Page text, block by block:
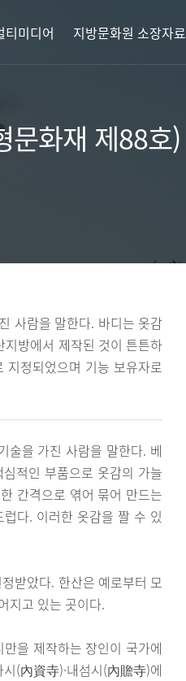
티미디어 지방문화원 소장자료
문화재 제88호)
사람을 말한다. 바디는 옷감
방에서 제작된 것이 튼튼하
정되었으며 기능 보유자로
술을 가진 사람을 말한다. 베
적인 부품으로 옷감의 가늘
간격으로 엮어 묶어 만드는
다. 이러한 옷감을 짤 수 있
받았다. 한산은 예로부터 모
지고 있는 곳이다.
을 제작하는 장인이 국가에
(內資寺)·내섬시(內贍寺)에